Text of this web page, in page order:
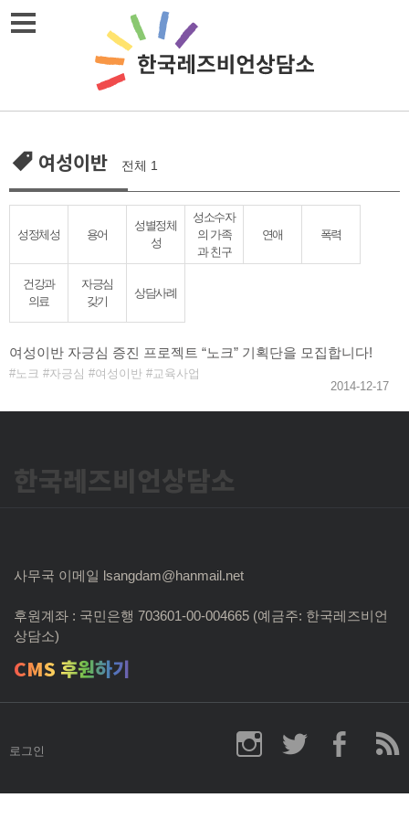
Skip
여성이반 전체 1
성정체성 용어
성별정체
성
성소수자
의 가족
과 친구
연애 폭력
건강과
의료
자긍심
갖기
상담사례
여성이반 자긍심 증진 프로젝트 “노크” 기획단을 모집합니다!
노크 자긍심 여성이반
교육사업
2014-12-17
한국레즈비언상담소
사무국 이메일 lsangdam@hanmail.net
후원계좌 : 국민은행 703601-00-004665 (예금주: 한국레즈비언
상담소)
CMS 후원하기
로그인